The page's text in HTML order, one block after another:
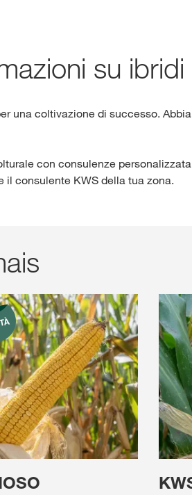
su
una coltivazione di successo.
con consulenze
consulente KWS della tua zona.